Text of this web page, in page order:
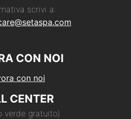
scrivi a:
CON NOI
con noi
CENTER
verde gratuito)